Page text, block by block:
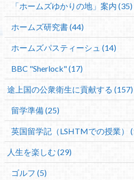
「ホームズゆかりの地」案内 (35)
ホームズ研究書 (44)
ホームズパスティーシュ (14)
BBC "Sherlock" (17)
途上国の公衆衛生に貢献する (157)
留学準備 (25)
英国留学記（LSHTMでの授業）
人生を楽しむ (29)
ゴルフ (5)